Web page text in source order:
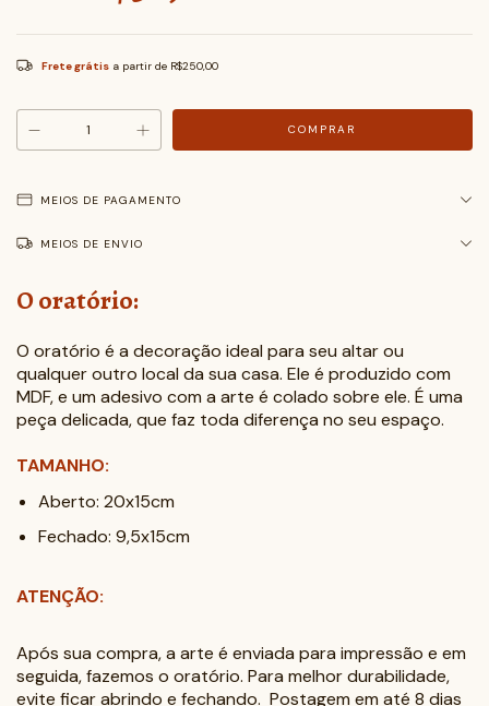
Frete grátis a partir de R$250,00
MEIOS DE PAGAMENTO
MEIOS DE ENVIO
O oratório:
O oratório é a decoração ideal para seu altar ou
qualquer outro local da sua casa. Ele é produzido com
MDF, e um adesivo com a arte é colado sobre ele. É uma
peça delicada, que faz toda diferença no seu espaço.
TAMANHO:
Aberto: 20x15cm
Fechado: 9,5x15cm
ATENÇÃO:
Após sua compra, a arte é enviada para impressão e em
seguida, fazemos o oratório. Para melhor durabilidade,
evite ficar abrindo e fechando. Postagem em até 8 dias